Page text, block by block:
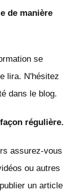
de manière
se
lira. N'hésitez
dans le blog.
régulière.
assurez-vous
ou autres
un article